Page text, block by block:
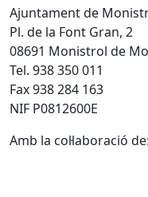
Ajuntament de
Pl. de la Font Gran, 2
08691 Monistrol de
Tel. 938 350 011
Fax 938 284 163
NIF P0812600E
Amb la col·laboració de: